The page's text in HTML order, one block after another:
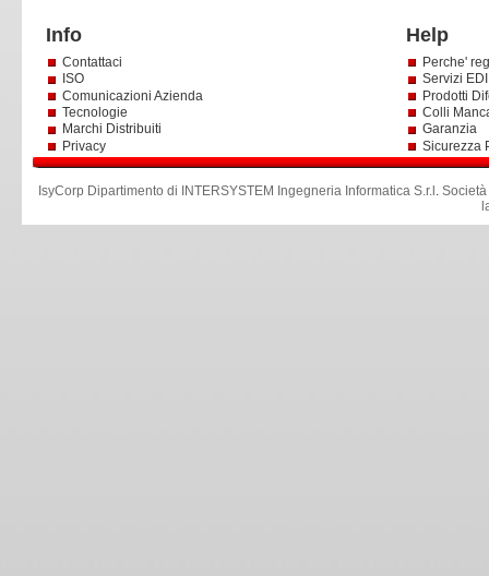
Info Help
Contattaci
ISO
Comunicazioni Azienda
Tecnologie
Marchi Distribuiti
Privacy
Perche'
Servizi
Prodotti
Colli
Garanzia
Sicurezza
IsyCorp Dipartimento di INTERSYSTEM Ingegneria Informatica S.r.l .